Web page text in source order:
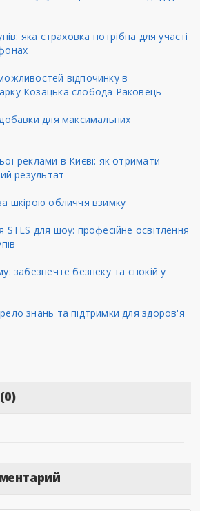
яка страховка потрібна для участі
відпочинку в
Козацька слобода Раковець
для максимальних
реклами в Києві: як отримати
результат
шкірою обличчя взимку
STLS для шоу: професійне освітлення
забезпечте безпеку та спокій у
знань та підтримки для здоров'я